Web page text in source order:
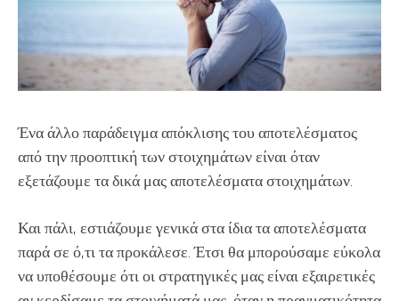
Ένα άλλο παράδειγμα απόκλισης του αποτελέσματος
από την προοπτική των στοιχημάτων είναι όταν
εξετάζουμε τα δικά μας αποτελέσματα στοιχημάτων.
Και πάλι, εστιάζουμε γενικά στα ίδια τα αποτελέσματα
παρά σε ό,τι τα προκάλεσε. Έτσι θα μπορούσαμε εύκολα
να υποθέσουμε ότι οι στρατηγικές μας είναι εξαιρετικές